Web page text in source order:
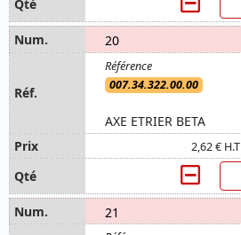
20
007.34.322.00.00
AXE ETRIER BETA
2,62 € H.T
21